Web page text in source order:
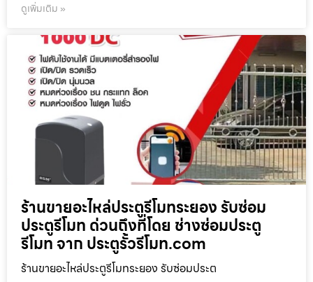
ดูเพิ่มเติม »
ร้านขายอะไหล่ประตูรีโมทระยอง รับซ่อม
ประตูรีโมท ด่วนถึงที่โดย ช่างซ่อมประตู
รีโมท จาก ประตูรั้วรีโมท.com
ร้านขายอะไหล่ประตูรีโมทระยอง รับซ่อมประต